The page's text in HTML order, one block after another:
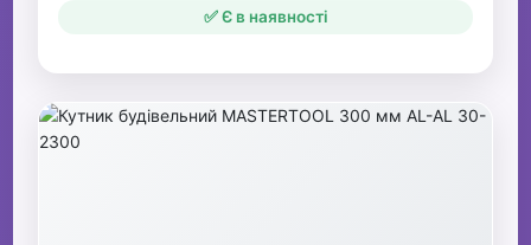
✅ Є в наявності